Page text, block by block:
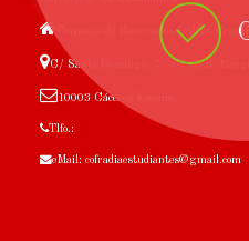
Convento de Reverendos Padres
C/ Santo Domingo, 7 - C/ Gral.
10003 Cáceres España
Tlfo.:
eMail: cofradiaestudiantes@gmail.com